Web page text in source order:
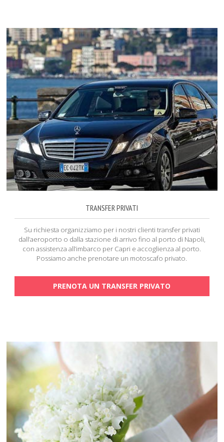
TRANSFER PRIVATI
Su richiesta organizziamo per i nostri clienti transfer privati
dall’aeroporto o dalla stazione di arrivo fino al porto di Napoli,
con assistenza all’imbarco per Capri e accoglienza al porto.
Possiamo anche prenotare un motoscafo privato.
PRENOTA UN TRANSFER PRIVATO